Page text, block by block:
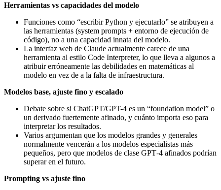
Herramientas vs capacidades del modelo
Funciones como “escribir Python y ejecutarlo” se atribuyen a
las herramientas (system prompts + entorno de ejecución de
código), no a una capacidad innata del modelo.
La interfaz web de Claude actualmente carece de una
herramienta al estilo Code Interpreter, lo que lleva a algunos a
atribuir erróneamente las debilidades en matemáticas al
modelo en vez de a la falta de infraestructura.
Modelos base, ajuste fino y escalado
Debate sobre si ChatGPT/GPT-4 es un “foundation model” o
un derivado fuertemente afinado, y cuánto importa eso para
interpretar los resultados.
Varios argumentan que los modelos grandes y generales
normalmente vencerán a los modelos especialistas más
pequeños, pero que modelos de clase GPT‑4 afinados podrían
superar en el futuro.
Prompting vs ajuste fino